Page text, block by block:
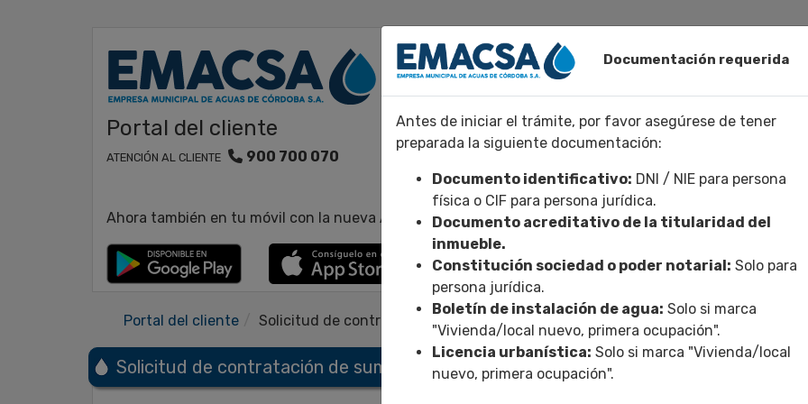
Portal del cliente
ATENCIÓN AL CLIENTE 900 700 070
Ahora también en tu móvil con la nueva APP de EMACSA:
Portal del cliente Solicitud de contratación de suministro
Solicitud de contratación de suministro
Documentación requerida
Antes de iniciar el trámite, por favor asegúrese de tener
preparada la siguiente documentación:
Documento identificativo: DNI / NIE para persona
física o CIF para persona jurídica.
Documento acreditativo de la titularidad del
inmueble.
Constitución sociedad o poder notarial: Solo para
persona jurídica.
Boletín de instalación de agua: Solo si marca
"Vivienda/local nuevo, primera ocupación".
Licencia urbanística: Solo si marca "Vivienda/local
nuevo, primera ocupación".